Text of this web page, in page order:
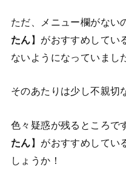
ただ、メニュー欄がない
たん】がおすすめしてい
ないようになっていまし
そのあたりは少し不親切
色々疑惑が残るところで
たん】がおすすめしてい
しょうか！